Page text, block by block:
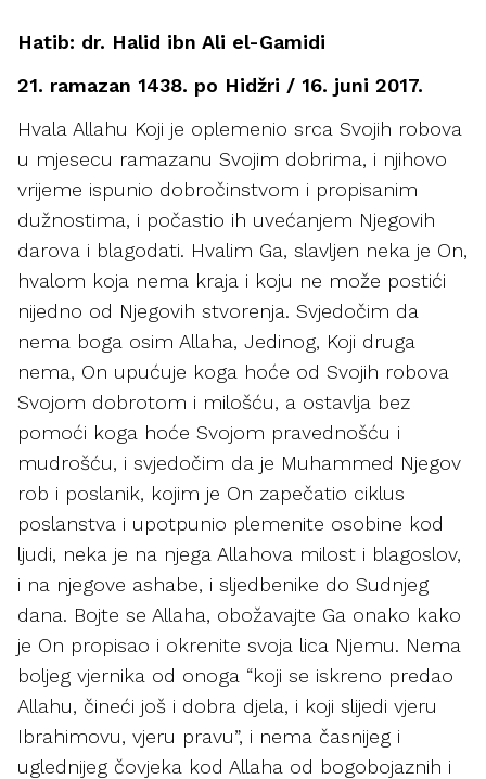
Hatib: dr. Halid ibn Ali el-Gamidi
21. ramazan 1438. po Hidžri / 16. juni 2017.
Hvala Allahu Koji je oplemenio srca Svojih robova
u mjesecu ramazanu Svojim dobrima, i njihovo
vrijeme ispunio dobročinstvom i propisanim
dužnostima, i počastio ih uvećanjem Njegovih
darova i blagodati. Hvalim Ga, slavljen neka je On,
hvalom koja nema kraja i koju ne može postići
nijedno od Njegovih stvorenja. Svjedočim da
nema boga osim Allaha, Jedinog, Koji druga
nema, On upućuje koga hoće od Svojih robova
Svojom dobrotom i milošću, a ostavlja bez
pomoći koga hoće Svojom pravednošću i
mudrošću, i svjedočim da je Muhammed Njegov
rob i poslanik, kojim je On zapečatio ciklus
poslanstva i upotpunio plemenite osobine kod
ljudi, neka je na njega Allahova milost i blagoslov,
i na njegove ashabe, i sljedbenike do Sudnjeg
dana. Bojte se Allaha, obožavajte Ga onako kako
je On propisao i okrenite svoja lica Njemu. Nema
boljeg vjernika od onoga “koji se iskreno predao
Allahu, čineći još i dobra djela, i koji slijedi vjeru
Ibrahimovu, vjeru pravu”, i nema časnijeg i
uglednijeg čovjeka kod Allaha od bogobojaznih i